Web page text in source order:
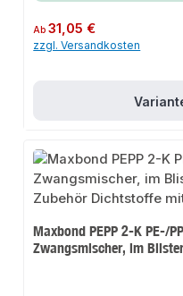
Regulärer Preis:
Ab31,05 €
zzgl. Versandkosten
Maxbond PEPP 2-K PE-/
Zwangsmischer, im